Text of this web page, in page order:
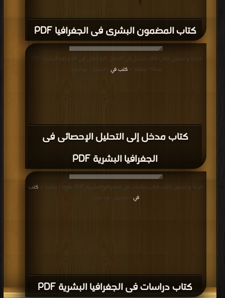
كتاب المضمون البشرى فى الجغرافيا PDF
كتاب مدخل إلى التحليل الإحصائى فى
الجغرافيا البشرية PDF
مجانا | مكتبة >كتب في | التحميل : مرة/مرات
كتاب دراسات فى الجغرافيا البشرية PDF
قراءة و تحميل كتاب كتاب دراسات فى الجغرافيا البشرية PDF مجانا | مكتبة >
كتب
في
| التحميل : مرة/مرات